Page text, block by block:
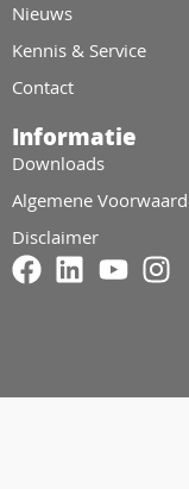
Informatie
Downloads
Algemene
Disclaimer
Nieuws
Kennis & Service
Contact